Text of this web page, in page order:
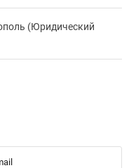
(Юридический